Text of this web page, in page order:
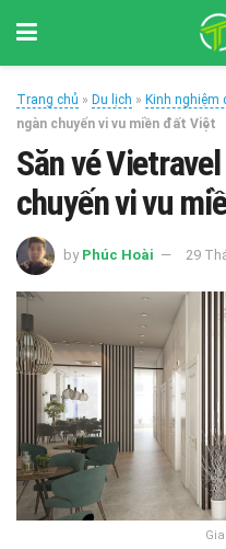
Trang chủ » Du lịch » Kinh nghiệm
ngàn chuyến vi vu miền đất Việt
Săn vé
chuyến vi vu
by Phúc Hoài 29